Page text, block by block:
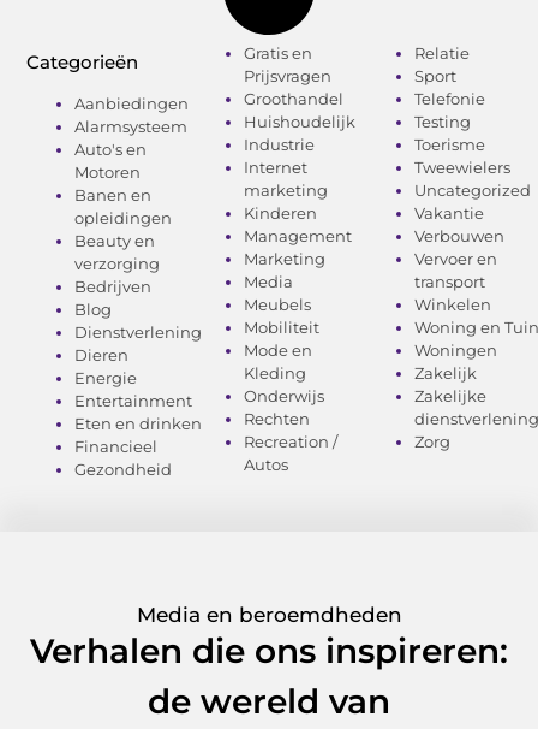
Categorieën
Aanbiedingen
Alarmsysteem
Auto's en
Motoren
Banen en
opleidingen
Beauty en
verzorging
Bedrijven
Blog
Dienstverlening
Dieren
Energie
Entertainment
Eten en drinken
Financieel
Gezondheid
Gratis en
Prijsvragen
Groothandel
Huishoudelijk
Industrie
Internet
marketing
Kinderen
Management
Marketing
Media
Meubels
Mobiliteit
Mode en
Kleding
Onderwijs
Rechten
Recreation /
Autos
Relatie
Sport
Telefonie
Testing
Toerisme
Tweewielers
Uncategorized
Vakantie
Verbouwen
Vervoer en
transport
Winkelen
Woning en Tuin
Woningen
Zakelijk
Zakelijke
dienstverlening
Zorg
Media en beroemdheden
Verhalen die ons inspireren:
de wereld van